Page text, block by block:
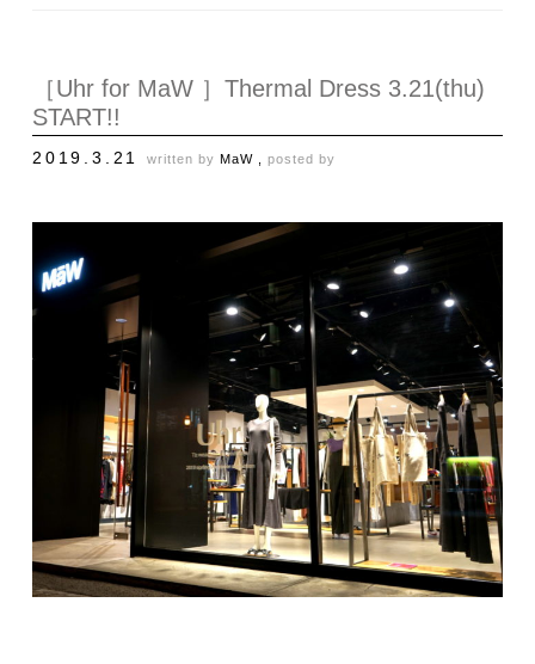
［Uhr for MaW ］Thermal Dress 3.21(thu)
START!!
2019.3.21 written by MaW , posted by